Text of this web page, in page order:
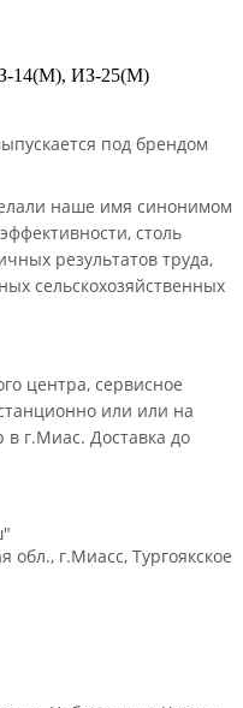
14(М), ИЗ-25(М)
под брендом
наше имя синонимом
столь
результатов труда,
сельскохозяйственных
центра, сервисное
или или на
г.Миас. Доставка до
обл., г.Миасс, Тургоякское